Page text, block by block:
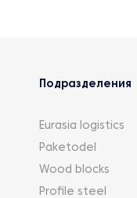
Подразделения
Eurasia logistics
Paketodel
Wood blocks
Profile steel